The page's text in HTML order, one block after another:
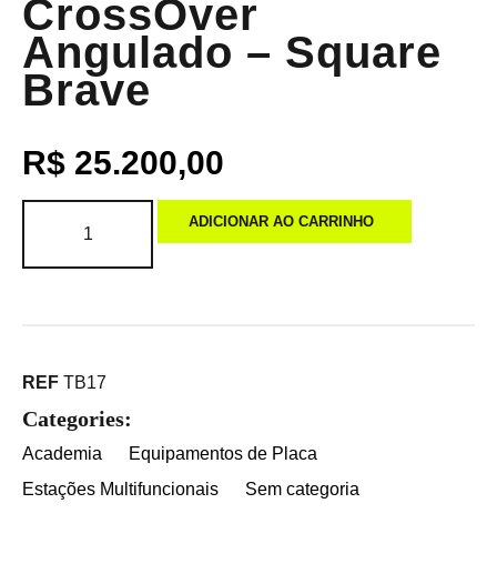
CrossOver
Angulado – Square
Brave
R$ 25.200,00
ADICIONAR AO CARRINHO
REF TB17
Categories:
Academia
Equipamentos de Placa
Estações Multifuncionais
Sem categoria